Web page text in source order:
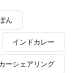
ん
インドカレー
ーシェアリング